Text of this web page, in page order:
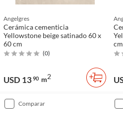
Angelgres
Cerámica cementicia
Yellowstone beige satinado 60 x
60 cm
(0)
USD 1390 m2
cm
comparar